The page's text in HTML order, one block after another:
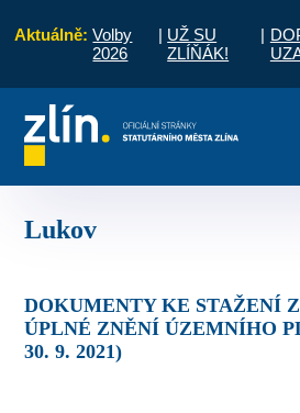
Aktuálně: Volby
2026
| UŽ SU
ZLÍŇÁK!
|
vyřídit
Lukov
DOKUMENTY KE STAŽENÍ ZE SLOŽKY
ÚPLNÉ ZNĚNÍ ÚZEMNÍHO
30. 9. 2021)